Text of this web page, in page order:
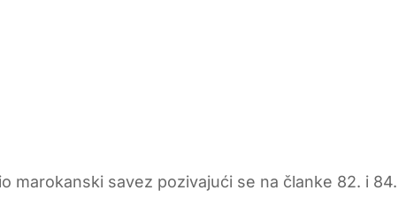
marokanski savez pozivajući se na članke 82. i 84.